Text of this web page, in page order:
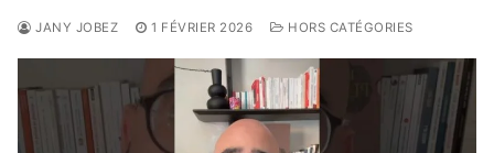
JANY JOBEZ 1 FÉVRIER 2026 HORS CATÉGORIES